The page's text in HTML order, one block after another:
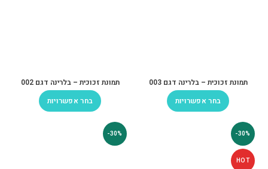
תמונת זכוכית – בלרינה דגם 003
בחר אפשרויות
תמונת זכוכית – בלרינה דגם 002
בחר אפשרויות
-30%
HOT
-30%